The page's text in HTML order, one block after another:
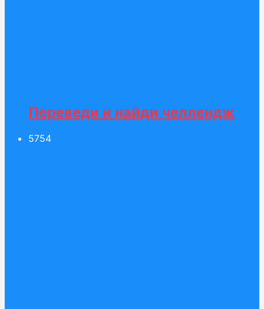
Переведи и найди челлендж
5754